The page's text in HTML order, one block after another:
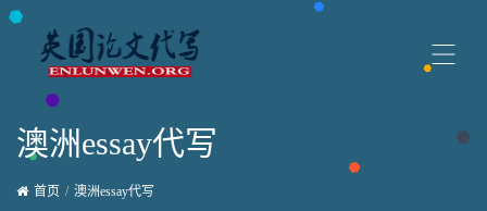
澳洲essay代写
首页 澳洲essay代写